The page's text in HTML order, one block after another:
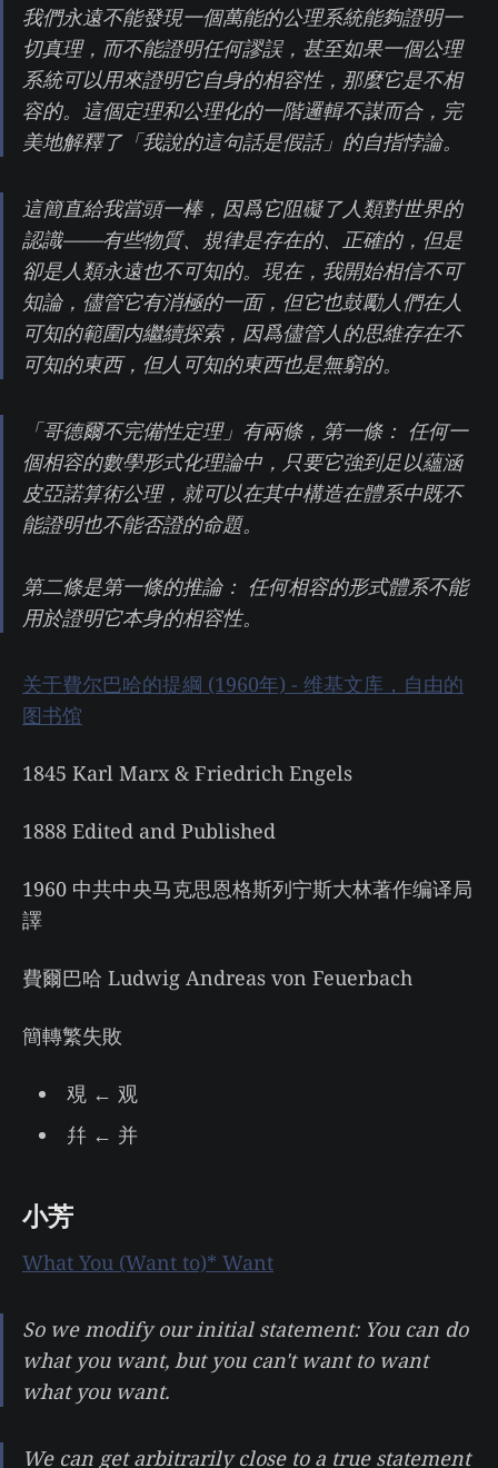
我們永遠不能發現一個萬能的公理系統能夠證明一
切真理，而不能證明任何謬誤，甚至如果一個公理
系統可以用來證明它自身的相容性，那麼它是不相
容的。這個定理和公理化的一階邏輯不謀而合，完
美地解釋了「我說的這句話是假話」的自指悖論。
這簡直給我當頭一棒，因爲它阻礙了人類對世界的
認識——有些物質、規律是存在的、正確的，但是
卻是人類永遠也不可知的。現在，我開始相信不可
知論，儘管它有消極的一面，但它也鼓勵人們在人
可知的範圍内繼續探索，因爲儘管人的思維存在不
可知的東西，但人可知的東西也是無窮的。
「哥德爾不完備性定理」有兩條，第一條： 任何一
個相容的數學形式化理論中，只要它強到足以蘊涵
皮亞諾算術公理，就可以在其中構造在體系中既不
能證明也不能否證的命題。
第二條是第一條的推論： 任何相容的形式體系不能
用於證明它本身的相容性。
关于費尔巴哈的提綱 (1960年) - 维基文库，自由的
图书馆
1845 Karl Marx & Friedrich Engels
1888 Edited and Published
1960 中共中央马克思恩格斯列宁斯大林著作编译局
譯
費爾巴哈 Ludwig Andreas von Feuerbach
簡轉繁失敗
覌 ← 观
幷 ← 并
小芳
What You (Want to)* Want
So we modify our initial statement: You can do
what you want, but you can't want to want
what you want.
We can get arbitrarily close to a true statement